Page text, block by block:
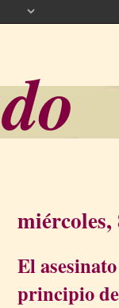
miércoles,
El
principio